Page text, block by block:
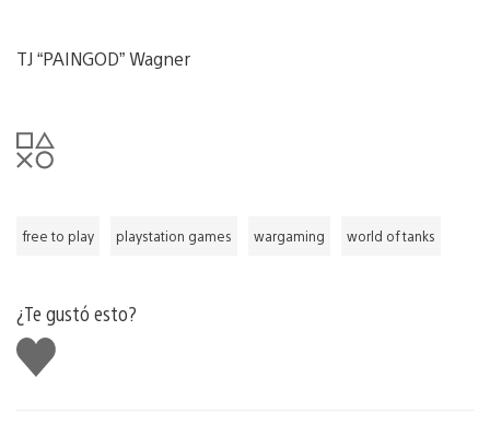
TJ “PAINGOD” Wagner
free to play playstation games wargaming world of tanks
¿Te gustó esto?
Me
gusta